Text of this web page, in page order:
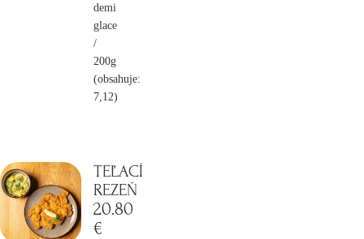
demi
glace
/
200g
(obsahuje:
7,12)
TEĽACÍ
REZEŇ
20.80
€